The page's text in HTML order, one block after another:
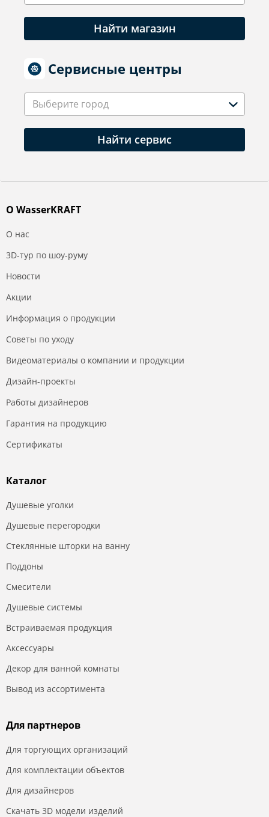
Найти магазин
Сервисные центры
Выберите город
Найти сервис
О WasserKRAFT
О нас
3D-тур по шоу-руму
Новости
Акции
Информация о продукции
Советы по уходу
Видеоматериалы о компании и продукции
Дизайн-проекты
Работы дизайнеров
Гарантия на продукцию
Сертификаты
Каталог
Душевые уголки
Душевые перегородки
Стеклянные шторки на ванну
Поддоны
Смесители
Душевые системы
Встраиваемая продукция
Аксессуары
Декор для ванной комнаты
Вывод из ассортимента
Для партнеров
Для торгующих организаций
Для комплектации объектов
Для дизайнеров
Скачать 3D модели изделий